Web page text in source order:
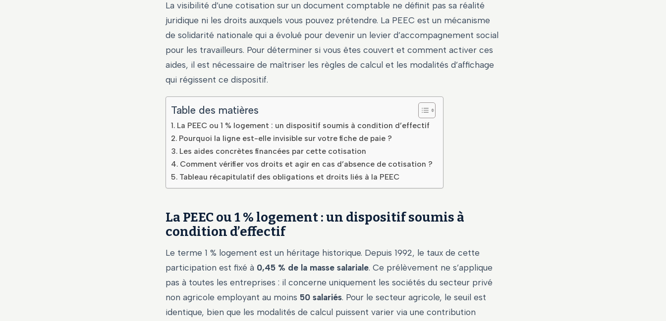
La visibilité d’une cotisation sur un document comptable ne définit pas sa réalité
juridique ni les droits auxquels vous pouvez prétendre. La PEEC est un mécanisme
de solidarité nationale qui a évolué pour devenir un levier d’accompagnement social
pour les travailleurs. Pour déterminer si vous êtes couvert et comment activer ces
aides, il est nécessaire de maîtriser les règles de calcul et les modalités d’affichage
qui régissent ce dispositif.
Table des matières
La PEEC ou 1 % logement : un dispositif soumis à condition d’effectif
Pourquoi la ligne est-elle invisible sur votre fiche de paie ?
Les aides concrètes financées par cette cotisation
Comment vérifier vos droits et agir en cas d’absence de cotisation ?
Tableau récapitulatif des obligations et droits liés à la PEEC
La PEEC ou 1 % logement : un dispositif soumis à
condition d’effectif
Le terme 1 % logement est un héritage historique. Depuis 1992, le taux de cette
participation est fixé à 0,45 % de la masse salariale. Ce prélèvement ne s’applique
pas à toutes les entreprises : il concerne uniquement les sociétés du secteur privé
non agricole employant au moins 50 salariés. Pour le secteur agricole, le seuil est
identique, bien que les modalités de calcul puissent varier via une contribution